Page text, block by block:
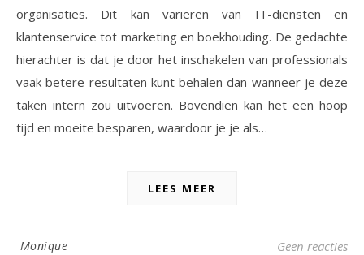
organisaties. Dit kan variëren van IT-diensten en
klantenservice tot marketing en boekhouding. De gedachte
hierachter is dat je door het inschakelen van professionals
vaak betere resultaten kunt behalen dan wanneer je deze
taken intern zou uitvoeren. Bovendien kan het een hoop
tijd en moeite besparen, waardoor je je als…
LEES MEER
Monique Geen reacties